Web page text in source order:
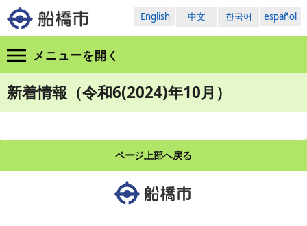
English 中文 한국어 español
メニューを開く
新着情報（令和6(2024)年10月）
ページ上部へ戻る